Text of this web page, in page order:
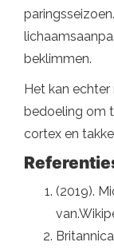
beklimmen.
Het kan
bedoeling om
cortex en
(2019).